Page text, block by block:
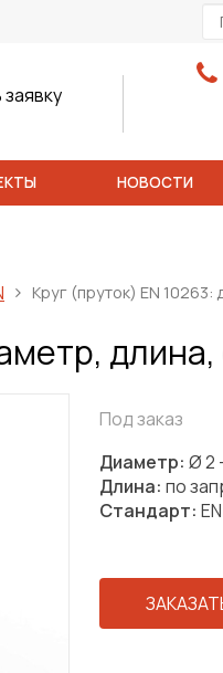
НОВОСТИ
Круг (пруток) ЕN 10263:
Под заказ
Диаметр: Ø 2
Длина: по
Стандарт: